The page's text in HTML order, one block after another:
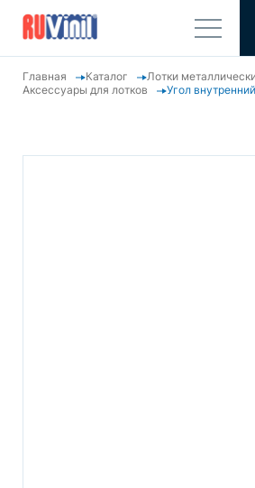
Главная Каталог
Лотки
Аксессуары для лотков
Угол